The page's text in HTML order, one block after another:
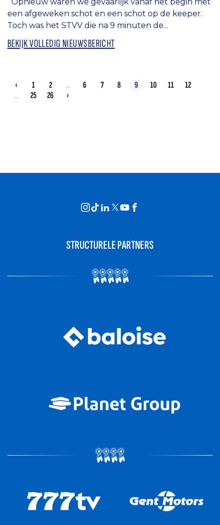
een afgeweken schot en een schot op de keeper.
Toch was het STVV die na 9 minuten de...
BEKIJK VOLLEDIG NIEUWSBERICHT
‹ 1 2 ... 6 7 8 9 10 11
12
...
25 26 ›
STRUCTURELE PARTNERS